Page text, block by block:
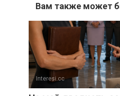
Вам также может
Interesi.cc